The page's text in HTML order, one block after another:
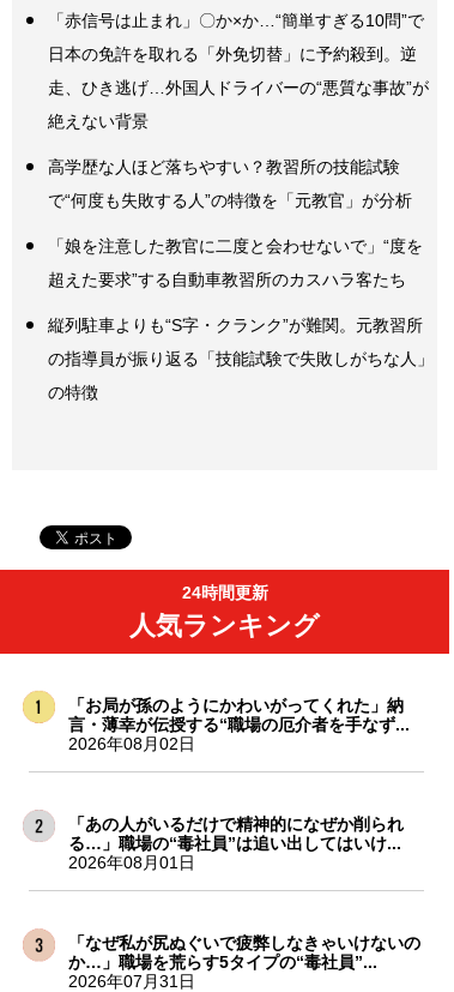
「赤信号は止まれ」〇か×か…“簡単すぎる10問”で
日本の免許を取れる「外免切替」に予約殺到。逆
走、ひき逃げ…外国人ドライバーの“悪質な事故”が
絶えない背景
高学歴な人ほど落ちやすい？教習所の技能試験
で“何度も失敗する人”の特徴を「元教官」が分析
「娘を注意した教官に二度と会わせないで」“度を
超えた要求”する自動車教習所のカスハラ客たち
縦列駐車よりも“S字・クランク”が難関。元教習所
の指導員が振り返る「技能試験で失敗しがちな人」
の特徴
24時間更新
人気ランキング
「お局が孫のようにかわいがってくれた」納
言・薄幸が伝授する“職場の厄介者を手なず...
2026年08月02日
「あの人がいるだけで精神的になぜか削られ
る…」職場の“毒社員”は追い出してはいけ...
2026年08月01日
「なぜ私が尻ぬぐいで疲弊しなきゃいけないの
か…」職場を荒らす5タイプの“毒社員”...
2026年07月31日